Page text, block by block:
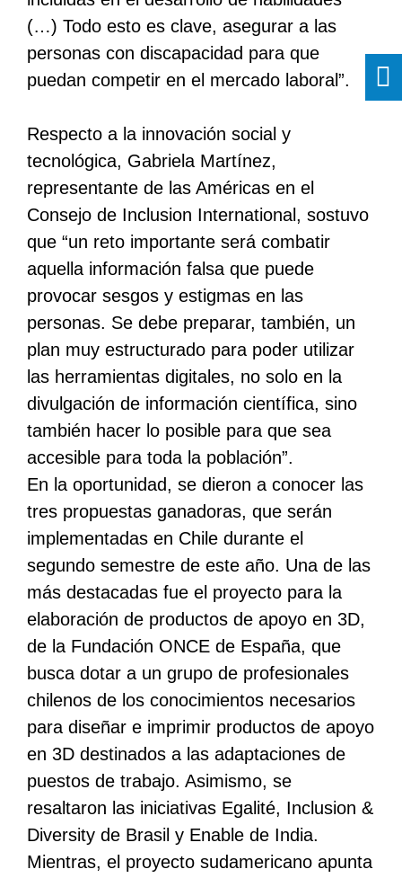
(…) Todo esto es clave, asegurar a las
personas con discapacidad para que
puedan competir en el mercado laboral”.
Respecto a la innovación social y
tecnológica, Gabriela Martínez,
representante de las Américas en el
Consejo de Inclusion International, sostuvo
que “un reto importante será combatir
aquella información falsa que puede
provocar sesgos y estigmas en las
personas. Se debe preparar, también, un
plan muy estructurado para poder utilizar
las herramientas digitales, no solo en la
divulgación de información científica, sino
también hacer lo posible para que sea
accesible para toda la población”.
En la oportunidad, se dieron a conocer las
tres propuestas ganadoras, que serán
implementadas en Chile durante el
segundo semestre de este año. Una de las
más destacadas fue el proyecto para la
elaboración de productos de apoyo en 3D,
de la Fundación ONCE de España, que
busca dotar a un grupo de profesionales
chilenos de los conocimientos necesarios
para diseñar e imprimir productos de apoyo
en 3D destinados a las adaptaciones de
puestos de trabajo. Asimismo, se
resaltaron las iniciativas Egalité, Inclusion &
Diversity de Brasil y Enable de India.
Mientras, el proyecto sudamericano apunta